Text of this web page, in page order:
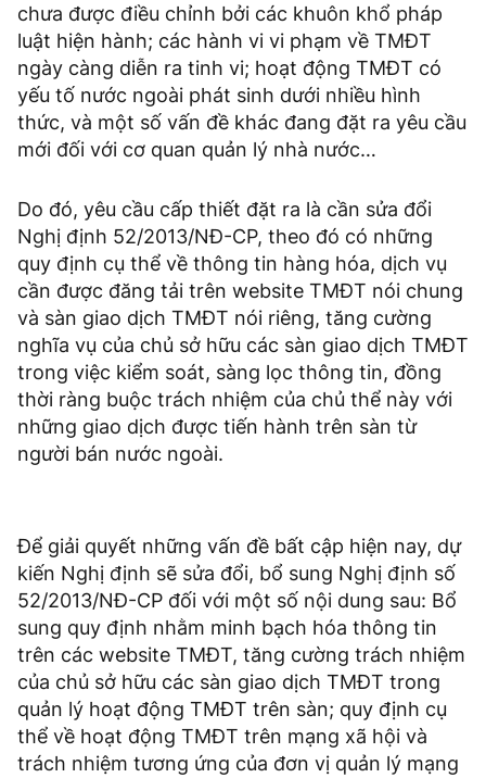
chưa được điều chỉnh bởi các khuôn khổ pháp
luật hiện hành; các hành vi vi phạm về TMĐT
ngày càng diễn ra tinh vi; hoạt động TMĐT có
yếu tố nước ngoài phát sinh dưới nhiều hình
thức, và một số vấn đề khác đang đặt ra yêu cầu
mới đối với cơ quan quản lý nhà nước…
Do đó, yêu cầu cấp thiết đặt ra là cần sửa đổi
Nghị định 52/2013/NĐ-CP, theo đó có những
quy định cụ thể về thông tin hàng hóa, dịch vụ
cần được đăng tải trên website TMĐT nói chung
và sàn giao dịch TMĐT nói riêng, tăng cường
nghĩa vụ của chủ sở hữu các sàn giao dịch TMĐT
trong việc kiểm soát, sàng lọc thông tin, đồng
thời ràng buộc trách nhiệm của chủ thể này với
những giao dịch được tiến hành trên sàn từ
người bán nước ngoài.
Để giải quyết những vấn đề bất cập hiện nay, dự
kiến Nghị định sẽ sửa đổi, bổ sung Nghị định số
52/2013/NĐ-CP đối với một số nội dung sau: Bổ
sung quy định nhằm minh bạch hóa thông tin
trên các website TMĐT, tăng cường trách nhiệm
của chủ sở hữu các sàn giao dịch TMĐT trong
quản lý hoạt động TMĐT trên sàn; quy định cụ
thể về hoạt động TMĐT trên mạng xã hội và
trách nhiệm tương ứng của đơn vị quản lý mạng